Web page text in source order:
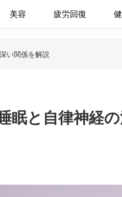
美容 疲労回復
い関係を解説
眠と自律神経